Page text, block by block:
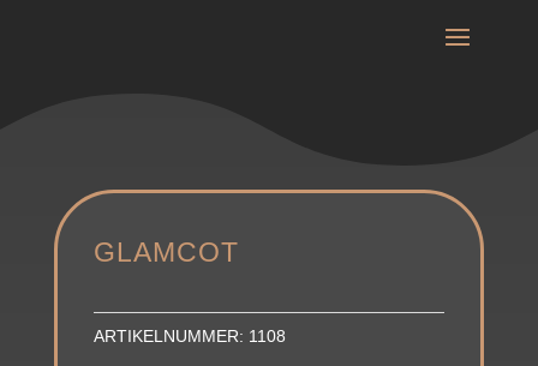
GLAMCOT
ARTIKELNUMMER: 1108